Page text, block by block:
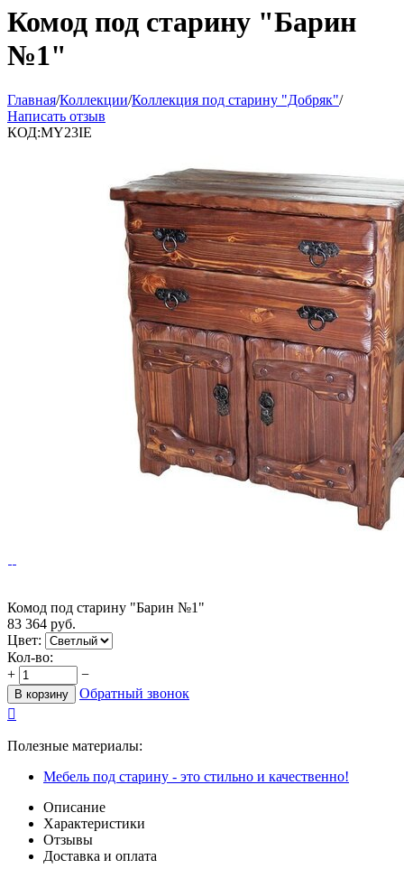
Комод под старину "Барин
№1"
Главная/Коллекции/Коллекция под старину "Добряк"/
Написать отзыв
КОД:MY23IE
Комод под старину "Барин №1"
83 364 руб.
Цвет:
Кол-во:
+
−
В корзину
Обратный звонок

Полезные материалы:
Мебель под старину - это стильно и качественно!
Описание
Характеристики
Отзывы
Доставка и оплата